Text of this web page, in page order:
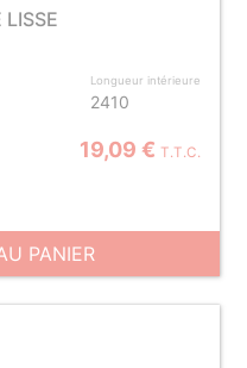
LISSE
Longueur intérieure
2410
19,09 € T.T.C.
PANIER